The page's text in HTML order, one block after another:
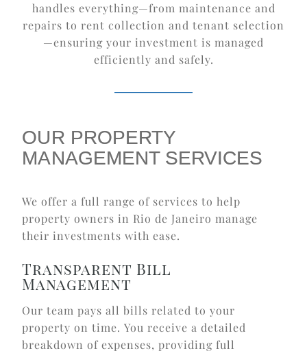
handles everything—from maintenance and
repairs to rent collection and tenant selection
—ensuring your investment is managed
efficiently and safely.
OUR PROPERTY
MANAGEMENT SERVICES
We offer a full range of services to help
property owners in Rio de Janeiro manage
their investments with ease.
Transparent Bill
Management
Our team pays all bills related to your
property on time. You receive a detailed
breakdown of expenses, providing full